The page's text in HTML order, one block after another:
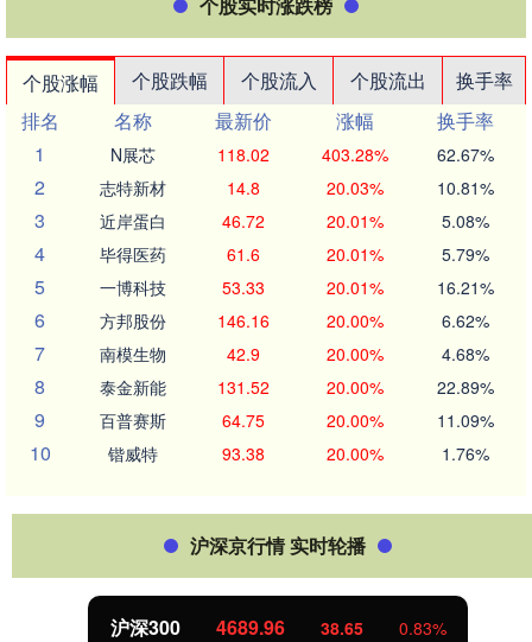
个股涨幅 个股跌幅 个股流入 个股流出
换手率
排名
名称 最新价 涨幅
换手率
1
N展芯 118.02 403.28% 62.67%
2 志特新材 14.8 20.03% 10.81%
3 近岸蛋白 46.72 20.01% 5.08%
4 毕得医药 61.6 20.01% 5.79%
5 一博科技 53.33 20.01% 16.21%
6 方邦股份 146.16 20.00% 6.62%
7 南模生物 42.9 20.00% 4.68%
8 泰金新能 131.52 20.00% 22.89%
9 百普赛斯 64.75 20.00% 11.09%
10 锴威特 93.38 20.00% 1.76%
沪深京行情 实时轮播
沪深300 4689.96 38.65 0.83%